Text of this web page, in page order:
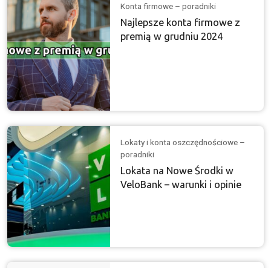
Konta firmowe – poradniki
Najlepsze konta firmowe z
premią w grudniu 2024
Lokaty i konta oszczędnościowe –
poradniki
Lokata na Nowe Środki w
VeloBank – warunki i opinie